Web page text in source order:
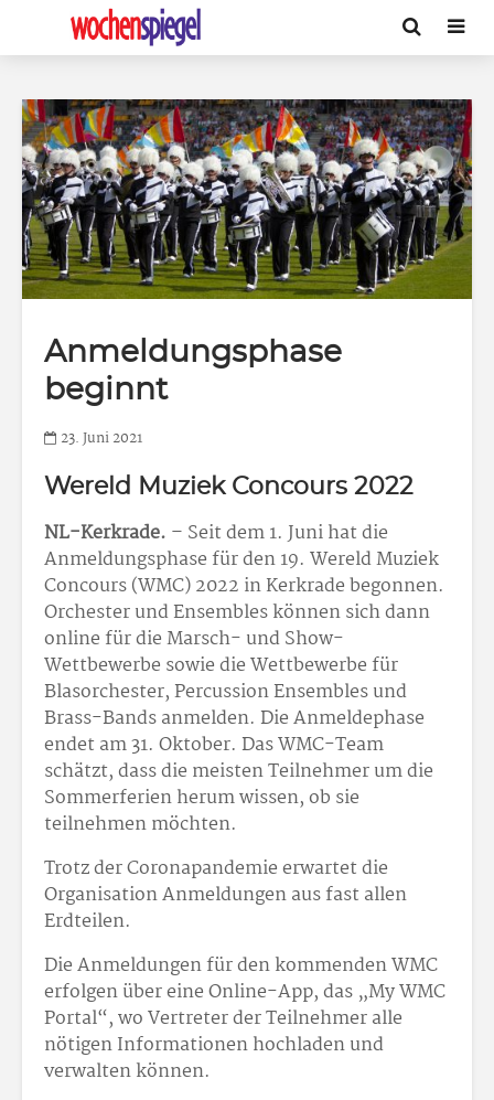
Anmeldungsphase
beginnt
23. Juni 2021
Wereld Muziek Concours 2022
NL-Kerkrade. – Seit dem 1. Juni hat die
Anmeldungsphase für den 19. Wereld Muziek
Concours (WMC) 2022 in Kerkrade begonnen.
Orchester und Ensembles können sich dann
online für die Marsch- und Show-
Wettbewerbe sowie die Wettbewerbe für
Blasorchester, Percussion Ensembles und
Brass-Bands anmelden. Die Anmeldephase
endet am 31. Oktober. Das WMC-Team
schätzt, dass die meisten Teilnehmer um die
Sommerferien herum wissen, ob sie
teilnehmen möchten.
Trotz der Coronapandemie erwartet die
Organisation Anmeldungen aus fast allen
Erdteilen.
Die Anmeldungen für den kommenden WMC
erfolgen über eine Online-App, das „My WMC
Portal“, wo Vertreter der Teilnehmer alle
nötigen Informationen hochladen und
verwalten können.